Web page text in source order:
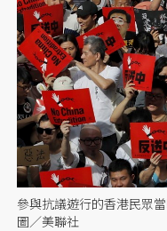
參與抗議遊行的香港民眾
圖／美聯社